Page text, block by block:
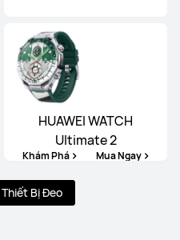
HUAWEI WATCH
Ultimate 2
Khám Phá Mua Ngay
Bị Đeo